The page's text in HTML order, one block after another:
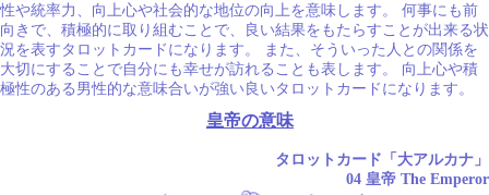
性や統率力、向上心や社会的な地位の向上を意味します。 何事にも前
向きで、積極的に取り組むことで、良い結果をもたらすことが出来る状
況を表すタロットカードになります。 また、そういった人との関係を
大切にすることで自分にも幸せが訪れることも表します。 向上心や積
極性のある男性的な意味合いが強い良いタロットカードになります。
皇帝の意味
タロットカード「大アルカナ」
04 皇帝 The Emperor